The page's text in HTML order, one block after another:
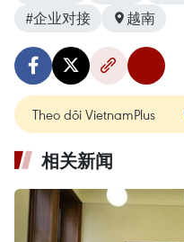
#企业对接
越南
Theo dõi VietnamPlus
相关新闻